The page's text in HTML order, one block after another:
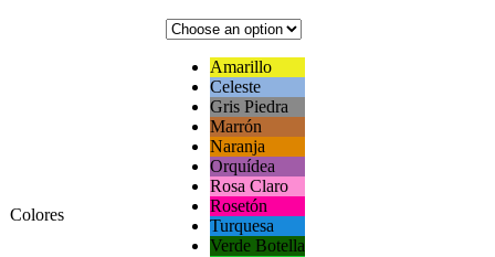
Colores
Amarillo
Celeste
Gris Piedra
Marrón
Naranja
Orquídea
Rosa Claro
Rosetón
Turquesa
Verde Botella